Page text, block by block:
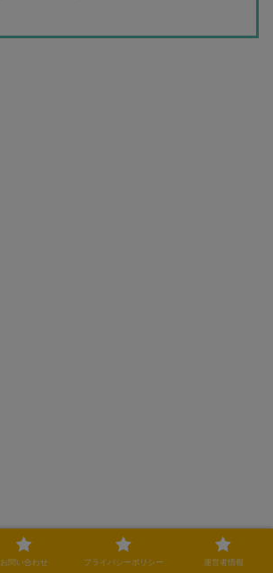
シェアする
お問い合わせ プライバシーポリシー 運営者情報